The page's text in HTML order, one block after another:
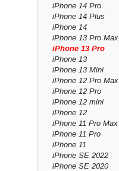
iPhone 14 Pro
iPhone 14 Plus
iPhone 14
iPhone 13 Pro Max
iPhone 13 Pro
iPhone 13
iPhone 13 Mini
iPhone 12 Pro Max
iPhone 12 Pro
iPhone 12 mini
iPhone 12
iPhone 11 Pro Max
iPhone 11 Pro
iPhone 11
iPhone SE 2022
iPhone SE 2020